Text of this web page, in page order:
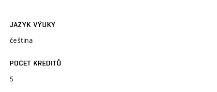
JAZYK VÝUKY
čeština
POČET KREDITŮ
5